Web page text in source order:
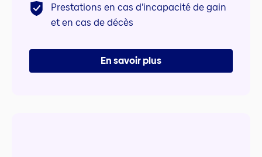
Prestations en cas d’incapacité de gain
et en cas de décès
En savoir plus